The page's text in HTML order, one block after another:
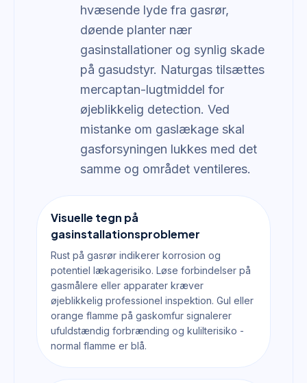
hvæsende lyde fra gasrør,
døende planter nær
gasinstallationer og synlig skade
på gasudstyr. Naturgas tilsættes
mercaptan-lugtmiddel for
øjeblikkelig detection. Ved
mistanke om gaslækage skal
gasforsyningen lukkes med det
samme og området ventileres.
Visuelle tegn på
gasinstallationsproblemer
Rust på gasrør indikerer korrosion og
potentiel lækagerisiko. Løse forbindelser på
gasmålere eller apparater kræver
øjeblikkelig professionel inspektion. Gul eller
orange flamme på gaskomfur signalerer
ufuldstændig forbrænding og kulilterisiko -
normal flamme er blå.